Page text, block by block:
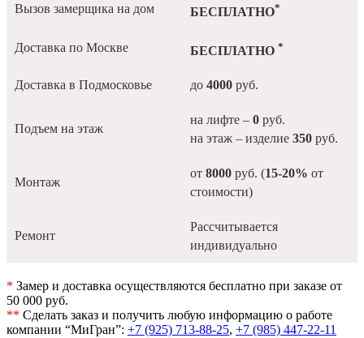
Вызов замерщика на дом БЕСПЛАТНО*
Доставка по Москве БЕСПЛАТНО *
Доставка в Подмосковье до 4000 руб.
Подъем на этаж
на лифте – 0 руб.
на этаж – изделие 350 руб.
Монтаж
от 8000 руб. (15-20% от
стоимости)
Ремонт
Рассчитывается
индивидуально
* Замер и доставка осуществляются бесплатно при заказе от
50 000 руб.
** Сделать заказ и получить любую информацию о работе
компании “МиГран”: +7 (925) 713-88-25, +7 (985) 447-22-11